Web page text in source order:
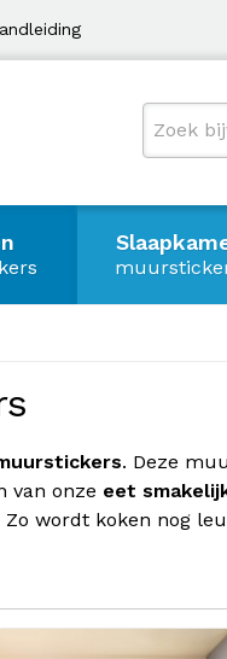
. Deze
van onze eet
wordt koken nog